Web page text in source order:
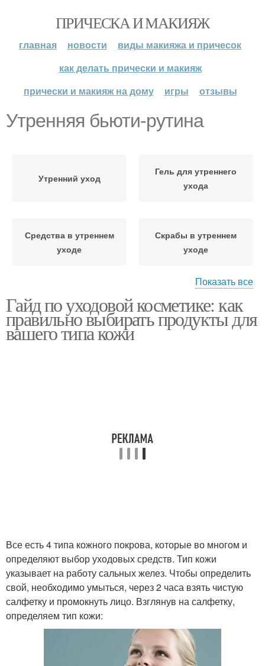
ПРИЧЕСКА И МАКИЯЖ
главная новости
виды макияжа и причесок
как делать прически и макияж
прически и макияж на дому
игры отзывы
Утренняя бьюти-рутина
Утренний уход
Гель для утреннего
ухода
Средства в утреннем
уходе
Скрабы в утреннем
уходе
Средства для утреннего
ухода
Шаги в утреннем уходе
Показать все
Гайд по уходовой косметике: как
правильно выбирать продукты для
вашего типа кожи
Все есть 4 типа кожного покрова, которые во многом и
определяют выбор уходовых средств. Тип кожи
указывает на работу сальных желез. Чтобы определить
свой, необходимо умыться, через 2 часа взять чистую
салфетку и промокнуть лицо. Взглянув на салфетку,
определяем тип кожи: